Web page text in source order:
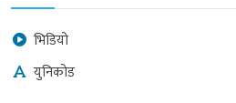
भिडियो
युनिकोड